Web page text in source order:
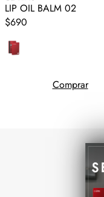
LIP OIL BALM 02
$690
Comprar